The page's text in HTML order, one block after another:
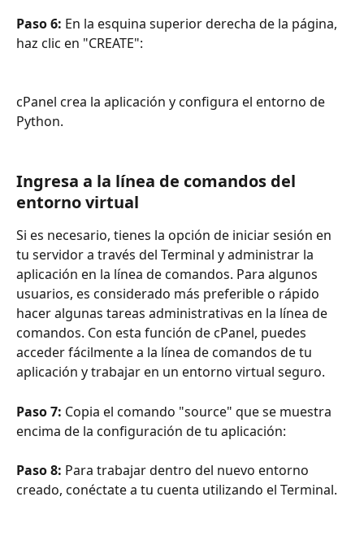
Paso 6: En la esquina superior derecha de la página,
haz clic en "CREATE":
cPanel crea la aplicación y configura el entorno de
Python.
Ingresa a la línea de comandos del
entorno virtual
Si es necesario, tienes la opción de iniciar sesión en
tu servidor a través del Terminal y administrar la
aplicación en la línea de comandos. Para algunos
usuarios, es considerado más preferible o rápido
hacer algunas tareas administrativas en la línea de
comandos. Con esta función de cPanel, puedes
acceder fácilmente a la línea de comandos de tu
aplicación y trabajar en un entorno virtual seguro.
Paso 7: Copia el comando "source" que se muestra
encima de la configuración de tu aplicación:
Paso 8: Para trabajar dentro del nuevo entorno
creado, conéctate a tu cuenta utilizando el Terminal.